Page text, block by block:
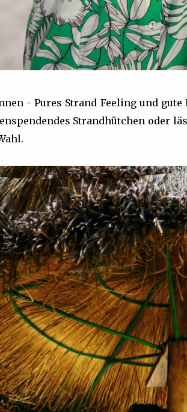
- Pures Strand Feeling und
Strandhütchen oder